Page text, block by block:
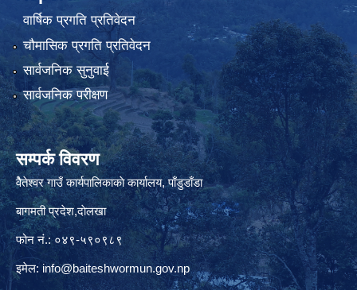
वार्षिक प्रगति प्रतिवेदन
चौमासिक प्रगति प्रतिवेदन
सार्वजनिक सुनुवाई
सार्वजनिक परीक्षण
सम्पर्क विवरण
वैेतेश्वर गाउँ कार्यपालिकाकाे कार्यालय, पाँडुडाँडा
बागमती‌ प्रदेश,दाेलखा
फोन नं.: ०४९-५९०९८९
इमेल: info@baiteshwormun.gov.np